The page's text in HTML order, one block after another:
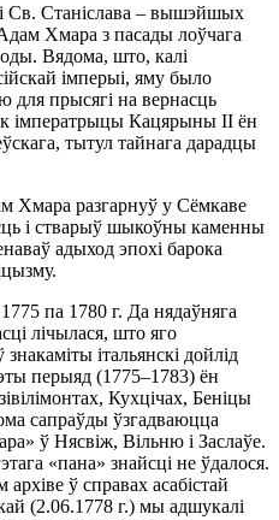
Св. Станіслава – вышэйшых
Хмара з пасады лоўчага
Вядома, што, калі
імперыі, яму было
для прысягі на вернасць
імператрыцы Кацярыны ІІ ён
тытул тайнага дарадцы
Хмара разгарнуў у Сёмкаве
і стварыў шыкоўны каменны
адыход эпохі барока
па 1780 г. Да нядаўняга
лічылася, што яго
італьянскі дойлід
перыяд (1775–1783) ён
Кухцічах, Беніцы
сапраўды ўзгадваюцца
ў Нясвіж, Вільню і Заслаўе.
«пана» знайсці не ўдалося.
ў справах асабістай
(2.06.1778 г.) мы адшукалі